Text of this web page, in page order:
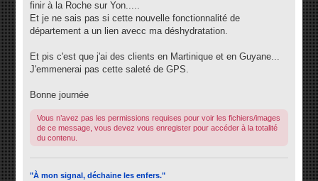
finir à la Roche sur Yon.....
Et je ne sais pas si cette nouvelle fonctionnalité de
département a un lien avecc ma déshydratation.
Et pis c'est que j'ai des clients en Martinique et en Guyane...
J'emmenerai pas cette saleté de GPS.
Bonne journée
Vous n’avez pas les permissions requises pour voir les fichiers/images
de ce message, vous devez vous enregister pour accéder à la totalité
du contenu.
"À mon signal, déchaine les enfers."